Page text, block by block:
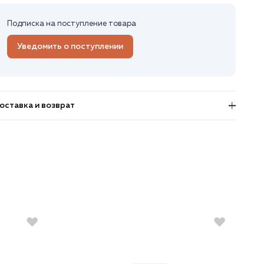
Подписка на поступление товара
Уведомить о поступлении
и возврат